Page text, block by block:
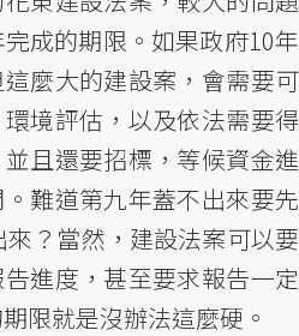
成的期限。如果政府10年
麼大的建設案，會需要可
境評估，以及依法需要得
且還要招標，等候資金進
難道第九年蓋不出來要先
？當然，建設法案可以要
進度，甚至要求報告一定
限就是沒辦法這麼硬。